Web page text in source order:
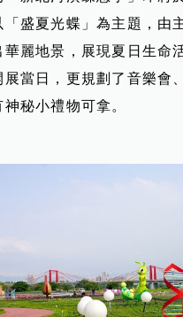
「盛夏光蝶」為主題，由
華麗地景，展現夏日生命
展當日，更規劃了音樂會
秘小禮物可拿。